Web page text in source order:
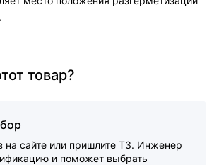
товар?
на сайте или пришлите ТЗ. Инженер
и поможет выбрать